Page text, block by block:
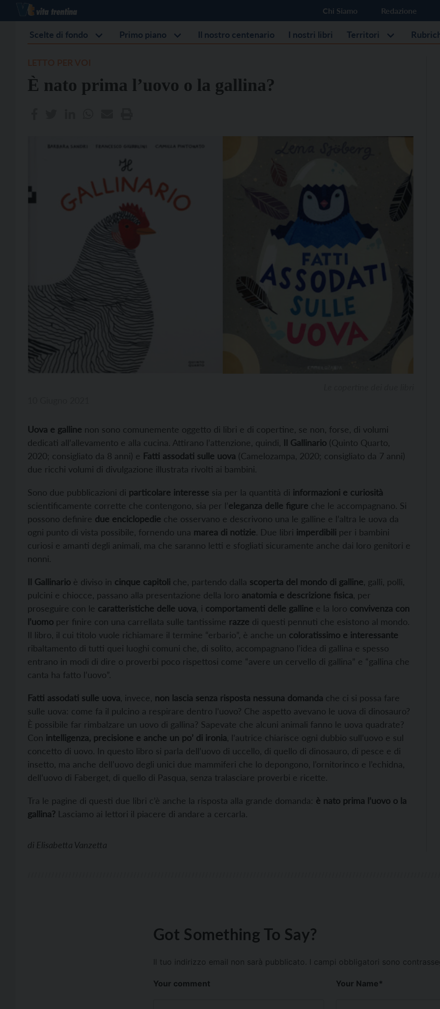
Chi Siamo Redazione
Scelte di fondo Primo piano Il nostro centenario I nostri libri Territori
È nato prima l’uovo o la gallina?
Uova e galline non sono comunemente oggetto di libri e di copertine, se non, forse, di volumi
dedicati all’allevamento e alla cucina. Attirano l’attenzione, quindi, Il Gallinario (Quinto Quarto,
2020; consigliato da 8 anni) e Fatti assodati sulle uova (Camelozampa, 2020; consigliato da 7 anni)
due ricchi volumi di divulgazione illustrata rivolti ai bambini.
Sono due pubblicazioni di particolare interesse sia per la quantità di informazioni e curiosità
scientificamente corrette che contengono, sia per l’eleganza delle figure che le accompagnano. Si
possono definire due enciclopedie che osservano e descrivono una le galline e l’altra le uova da
ogni punto di vista possibile, fornendo una marea di notizie. Due libri imperdibili per i bambini
curiosi e amanti degli animali, ma che saranno letti e sfogliati sicuramente anche dai loro genitori e
nonni.
Il Gallinario è diviso in cinque capitoli che, partendo dalla scoperta del mondo di galline , galli, polli,
pulcini e chiocce, passano alla presentazione della loro anatomia e descrizione fisica , per
proseguire con le caratteristiche delle uova , i comportamenti delle galline e la loro convivenza con
l’uomo per finire con una carrellata sulle tantissime razze di questi pennuti che esistono al mondo.
Il libro, il cui titolo vuole richiamare il termine “erbario”, è anche un coloratissimo e interessante
ribaltamento di tutti quei luoghi comuni che, di solito, accompagnano l’idea di gallina e spesso
entrano in modi di dire o proverbi poco rispettosi come “avere un cervello di gallina” e “gallina che
canta ha fatto l’uovo”.
Fatti assodati sulle uova , invece, non lascia senza risposta nessuna domanda che ci si possa fare
sulle uova: come fa il pulcino a respirare dentro l’uovo? Che aspetto avevano le uova di dinosauro?
È possibile far rimbalzare un uovo di gallina? Sapevate che alcuni animali fanno le uova quadrate?
Con intelligenza, precisione e anche un po’ di ironia , l’autrice chiarisce ogni dubbio sull’uovo e sul
concetto di uovo. In questo libro si parla dell’uovo di uccello, di quello di dinosauro, di pesce e di
insetto, ma anche dell’uovo degli unici due mammiferi che lo depongono, l’ornitorinco e l’echidna,
dell’uovo di Faberget, di quello di Pasqua, senza tralasciare proverbi e ricette.
Tra le pagine di questi due libri c’è anche la risposta alla grande domanda: è nato prima l’uovo o la
gallina? Lasciamo ai lettori il piacere di andare a cercarla.
di Elisabetta Vanzetta
Got Something To Say?
Il tuo indirizzo email non sarà pubblicato. I campi obbligatori sono
Your comment Your Name*